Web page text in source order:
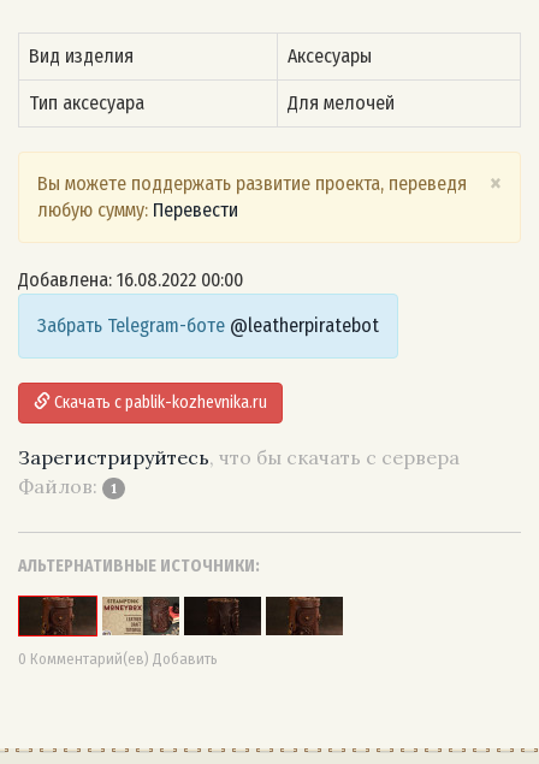
Вид изделия Аксесуары
Тип аксесуара Для мелочей
×
Вы можете поддержать развитие проекта, переведя
любую сумму: Перевести
Добавлена: 16.08.2022 00:00
Забрать Telegram-боте @leatherpiratebot
Скачать с pablik-kozhevnika.ru
Зарегистрируйтесь, что бы скачать с сервера
Файлов:
1
АЛЬТЕРНАТИВНЫЕ ИСТОЧНИКИ:
0 Комментарий(ев) Добавить